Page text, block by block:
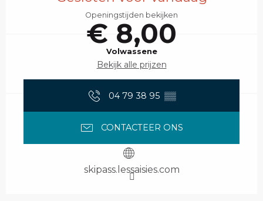
Openingstijden bekijken
€ 8,00
Volwassene
Bekijk alle prijzen
04 79 38 95 ▒▒
CONTACTEER ONS
skipass.lessaisies.com